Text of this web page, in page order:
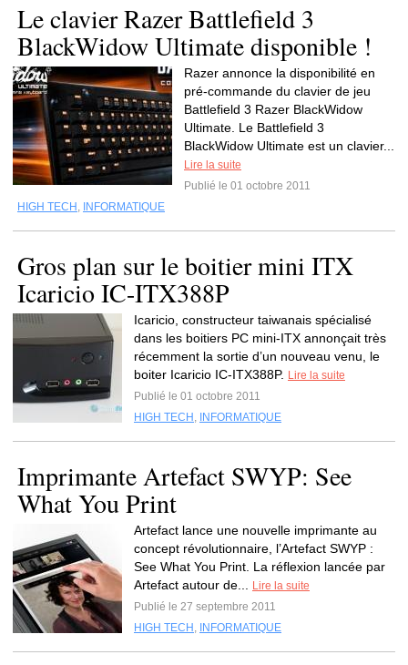
Le clavier Razer Battlefield 3
BlackWidow Ultimate disponible !
Razer annonce la disponibilité en
pré-commande du clavier de jeu
Battlefield 3 Razer BlackWidow
Ultimate. Le Battlefield 3
BlackWidow Ultimate est un clavier...
Lire la suite
Publié le 01 octobre 2011
HIGH TECH , INFORMATIQUE
Gros plan sur le boitier mini ITX
Icaricio IC-ITX388P
Icaricio, constructeur taiwanais spécialisé
dans les boitiers PC mini-ITX annonçait très
récemment la sortie d’un nouveau venu, le
boiter Icaricio IC-ITX388P. Lire la suite
Publié le 01 octobre 2011
HIGH TECH , INFORMATIQUE
Imprimante Artefact SWYP: See
What You Print
Artefact lance une nouvelle imprimante au
concept révolutionnaire, l’Artefact SWYP :
See What You Print. La réflexion lancée par
Artefact autour de...
Lire la suite
Publié le 27 septembre 2011
HIGH TECH , INFORMATIQUE